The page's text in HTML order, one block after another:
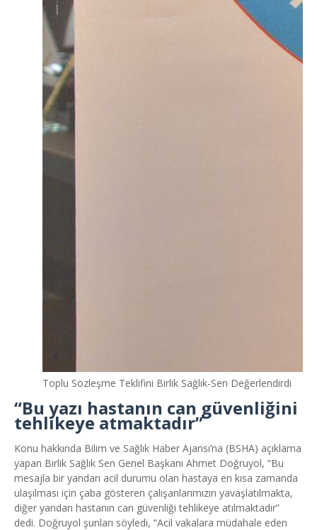
Toplu Sözleşme Teklifini Birlik Sağlık-Sen Değerlendirdi
“Bu yazı hastanın can güvenliğini
tehlikeye atmaktadır”
Konu hakkında Bilim ve Sağlık Haber Ajansı’na (BSHA) açıklama
yapan Birlik Sağlık Sen Genel Başkanı Ahmet Doğruyol, “Bu
mesajla bir yandan acil durumu olan hastaya en kısa zamanda
ulaşılması için çaba gösteren çalışanlarımızın yavaşlatılmakta,
diğer yandan hastanın can güvenliği tehlikeye atılmaktadır”
dedi. Doğruyol şunları söyledi, “Acil vakalara müdahale eden